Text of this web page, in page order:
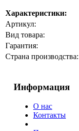
Характеристики:
Артикул:
Вид товара:
Гарантия:
Страна производства:
Информация
О нас
Контакты